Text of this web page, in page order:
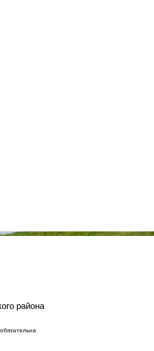
района